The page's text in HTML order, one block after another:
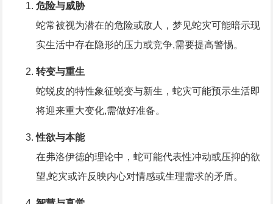
危险与威胁
蛇常被视为潜在的危险或敌人，梦见蛇灾可能暗示现
实生活中存在隐形的压力或竞争,需要提高警惕。
转变与重生
蛇蜕皮的特性象征蜕变与新生，蛇灾可能预示生活即
将迎来重大变化,需做好准备。
性欲与本能
在弗洛伊德的理论中，蛇可能代表性冲动或压抑的欲
望,蛇灾或许反映内心对情感或生理需求的矛盾。